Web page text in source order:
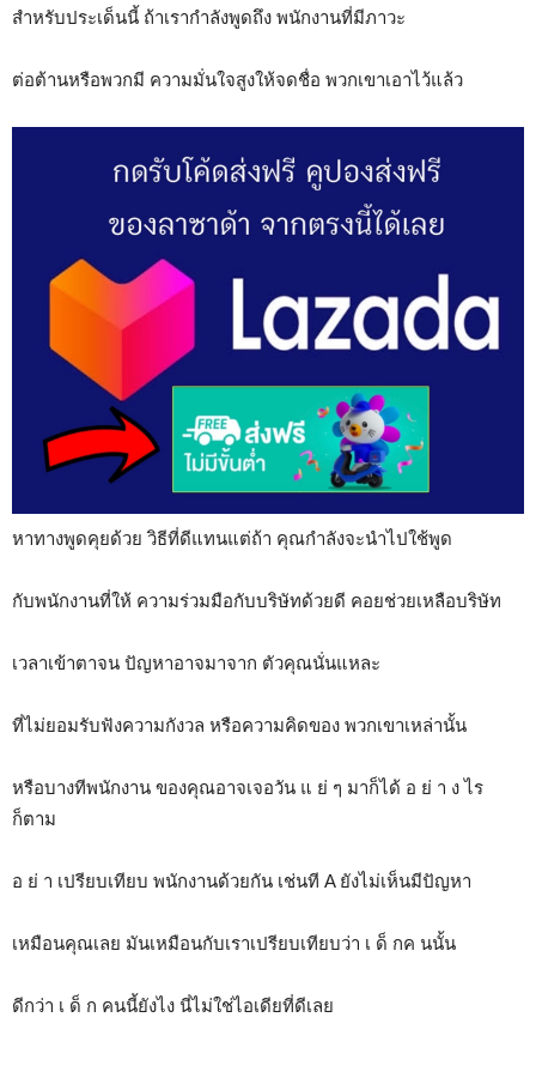
สำหรับประเด็นนี้ ถ้าเรากำลังพูดถึง พนักงานที่มีภาวะ
ต่อต้านหรือพวกมี ความมั่นใจสูงให้จดชื่อ พวกเขาเอาไว้แล้ว
หาทางพูดคุยด้วย วิธีที่ดีแทนแต่ถ้า คุณกำลังจะนำไปใช้พูด
กับพนักงานที่ให้ ความร่วมมือกับบริษัทด้วยดี คอยช่วยเหลือบริษัท
เวลาเข้าตาจน ปัญหาอาจมาจาก ตัวคุณนั่นแหละ
ที่ไม่ยอมรับฟังความกังวล หรือความคิดของ พวกเขาเหล่านั้น
หรือบางทีพนักงาน ของคุณอาจเจอวัน แ ย่ ๆ มาก็ได้ อ ย่ า ง ไร
ก็ตาม
อ ย่ า เปรียบเทียบ พนักงานด้วยกัน เช่นที A ยังไม่เห็นมีปัญหา
เหมือนคุณเลย มันเหมือนกับเราเปรียบเทียบว่า เ ด็ กค นนั้น
ดีกว่า เ ด็ ก คนนี้ยังไง นี่ไม่ใช่ไอเดียที่ดีเลย